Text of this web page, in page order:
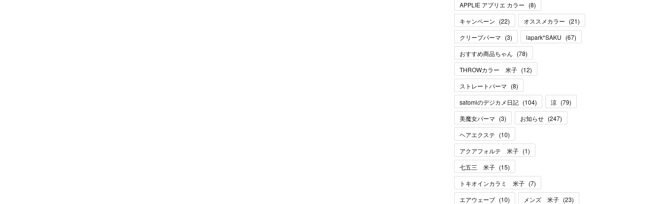
APPLIE アプリエ カラー (8)
キャンペーン (22) オススメカラー (21)
クリープパーマ (3) lapark*SAKU (67)
おすすめ商品ちゃん (78)
THROWカラー 米子 (12)
ストレートパーマ (8)
satomiのデジカメ日記 (104) 涼 (79)
美魔女パーマ (3) お知らせ (247)
ヘアエクステ (10)
アクアフォルテ 米子 (1)
七五三 米子 (15)
トキオインカラミ 米子 (7)
エアウェーブ (10) メンズ 米子 (23)